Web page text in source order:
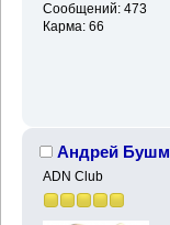
Сообщений: 473
Карма: 66
Андрей
ADN Club